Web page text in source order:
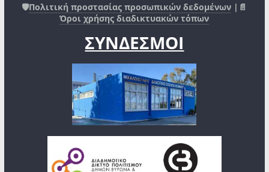
🛡️Πολιτική προστασίας προσωπικών δεδομένων |📄
Όροι χρήσης διαδικτυακών τόπων
ΣΥΝΔΕΣΜΟΙ